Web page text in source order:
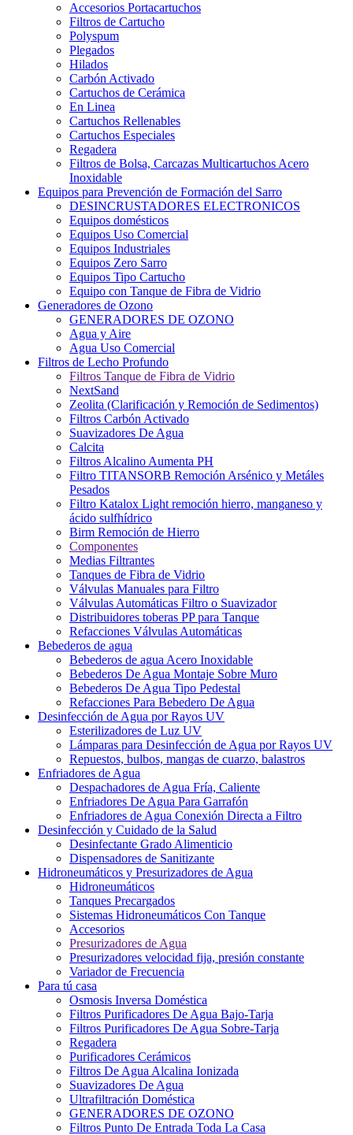
Accesorios Portacartuchos
Filtros de Cartucho
Polyspum
Plegados
Hilados
Carbón Activado
Cartuchos de Cerámica
En Linea
Cartuchos Rellenables
Cartuchos Especiales
Regadera
Filtros de Bolsa, Carcazas Multicartuchos Acero
Inoxidable
Equipos para Prevención de Formación del Sarro
DESINCRUSTADORES ELECTRONICOS
Equipos domésticos
Equipos Uso Comercial
Equipos Industriales
Equipos Zero Sarro
Equipos Tipo Cartucho
Equipo con Tanque de Fibra de Vidrio
Generadores de Ozono
GENERADORES DE OZONO
Agua y Aire
Agua Uso Comercial
Filtros de Lecho Profundo
Filtros Tanque de Fibra de Vidrio
NextSand
Zeolita (Clarificación y Remoción de Sedimentos)
Filtros Carbón Activado
Suavizadores De Agua
Calcita
Filtros Alcalino Aumenta PH
Filtro TITANSORB Remoción Arsénico y Metáles
Pesados
Filtro Katalox Light remoción hierro, manganeso y
ácido sulfhídrico
Birm Remoción de Hierro
Componentes
Medias Filtrantes
Tanques de Fibra de Vidrio
Válvulas Manuales para Filtro
Válvulas Automáticas Filtro o Suavizador
Distribuidores toberas PP para Tanque
Refacciones Válvulas Automáticas
Bebederos de agua
Bebederos de agua Acero Inoxidable
Bebederos De Agua Montaje Sobre Muro
Bebederos De Agua Tipo Pedestal
Refacciones Para Bebedero De Agua
Desinfección de Agua por Rayos UV
Esterilizadores de Luz UV
Lámparas para Desinfección de Agua por Rayos UV
Repuestos, bulbos, mangas de cuarzo, balastros
Enfriadores de Agua
Despachadores de Agua Fría, Caliente
Enfriadores De Agua Para Garrafón
Enfriadores de Agua Conexión Directa a Filtro
Desinfección y Cuidado de la Salud
Desinfectante Grado Alimenticio
Dispensadores de Sanitizante
Hidroneumáticos y Presurizadores de Agua
Hidroneumáticos
Tanques Precargados
Sistemas Hidroneumáticos Con Tanque
Accesorios
Presurizadores de Agua
Presurizadores velocidad fija, presión constante
Variador de Frecuencia
Para tú casa
Osmosis Inversa Doméstica
Filtros Purificadores De Agua Bajo-Tarja
Filtros Purificadores De Agua Sobre-Tarja
Regadera
Purificadores Cerámicos
Filtros De Agua Alcalina Ionizada
Suavizadores De Agua
Ultrafiltración Doméstica
GENERADORES DE OZONO
Filtros Punto De Entrada Toda La Casa